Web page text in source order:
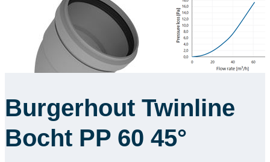
Burgerhout Twinline
Bocht PP 60 45°